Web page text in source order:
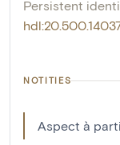
Persistent
NOTITIES
Aspect à